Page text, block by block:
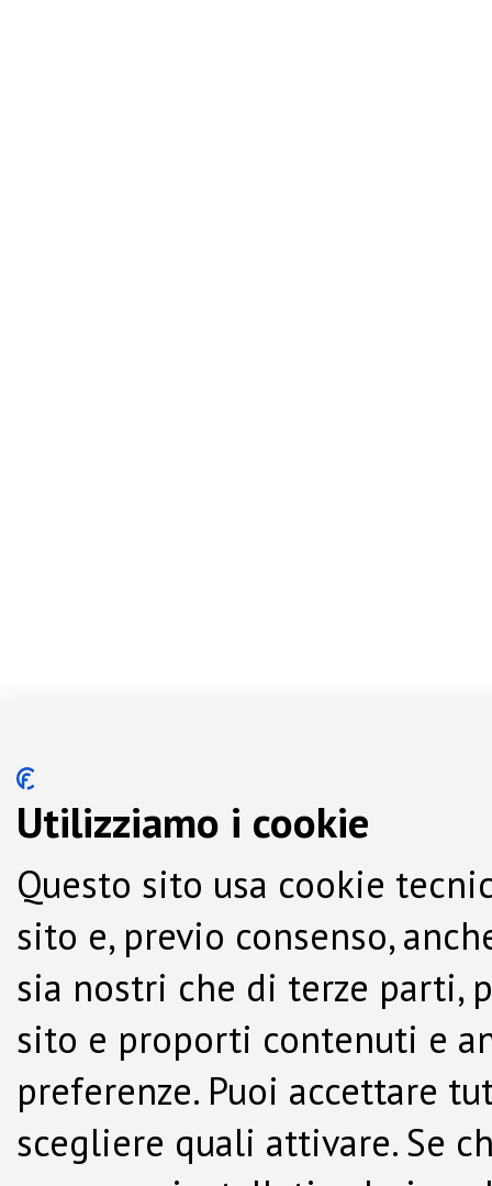
Utilizziamo i cookie
Questo sito usa cookie
sito e, previo consenso,
sia nostri che di terze parti,
sito e proporti contenuti e
preferenze. Puoi accettare
scegliere quali attivare. Se